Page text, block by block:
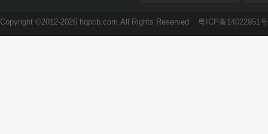
Copyright ©2012-2026 hqpcb.com.All Rights Reserved 粤ICP备14022951号